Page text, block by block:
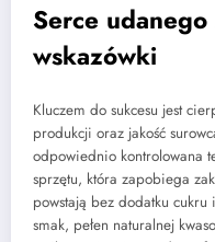
Serce
wskazówki
Kluczem do sukcesu jest
produkcji oraz jakość
odpowiednio kontrolowana
sprzętu, która zapobiega
powstają bez dodatku
smak, pełen naturalnej